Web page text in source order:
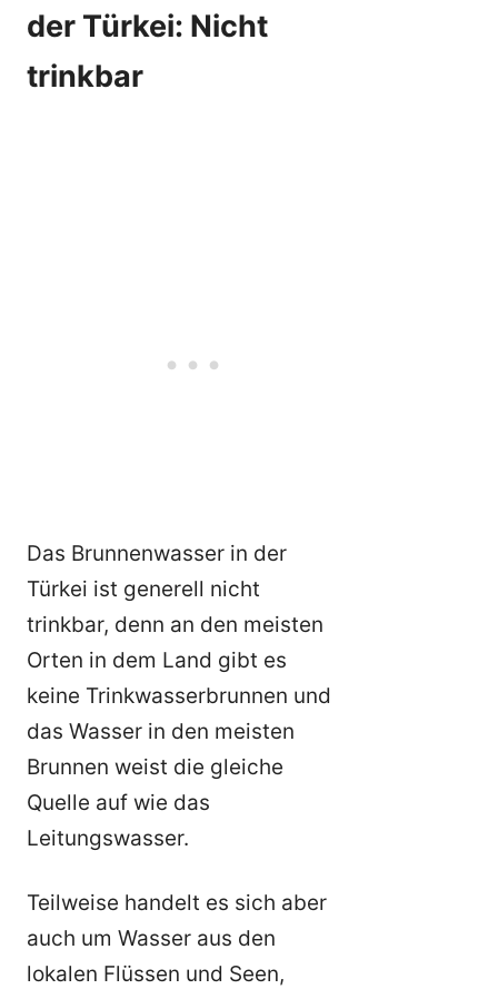
der Türkei: Nicht
trinkbar
Das Brunnenwasser in der
Türkei ist generell nicht
trinkbar, denn an den meisten
Orten in dem Land gibt es
keine Trinkwasserbrunnen und
das Wasser in den meisten
Brunnen weist die gleiche
Quelle auf wie das
Leitungswasser.
Teilweise handelt es sich aber
auch um Wasser aus den
lokalen Flüssen und Seen,